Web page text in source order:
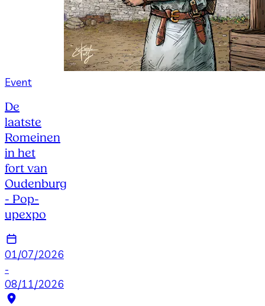
Event
De
laatste
Romeinen
in het
fort van
Oudenburg
- Pop-
upexpo
01/07/2026
-
08/11/2026